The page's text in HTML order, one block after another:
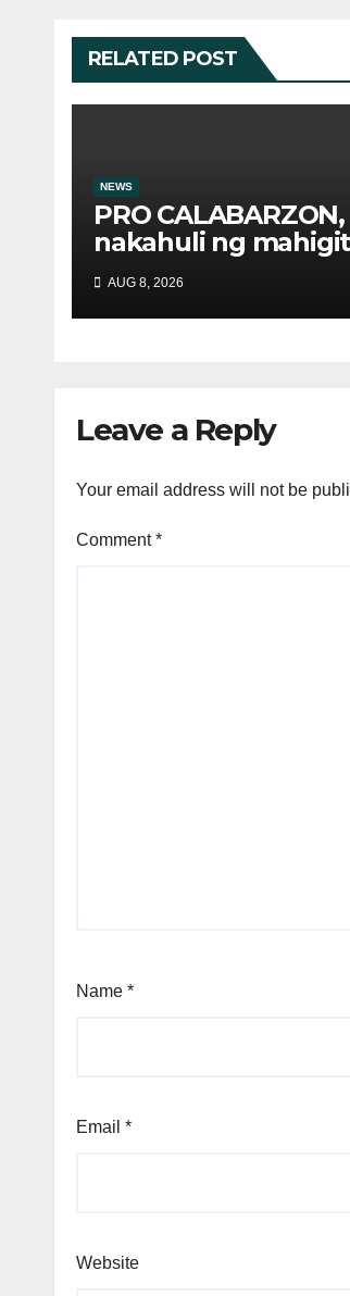
RELATED POST
NEWS
PRO CALABARZON,
nakahuli ng mahigit
1,200 drug suspects
at tinatayang nasa
Php29.6M halaga
AUG 8, 2026
Leave a Reply
Your email address will not be
Comment*
Name *
Email *
Website